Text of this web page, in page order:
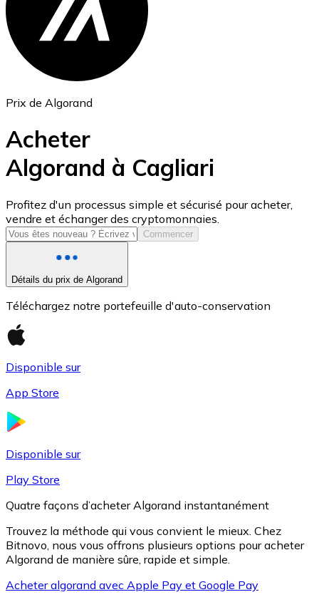
ETH
USD Coin
USDC
Prix de Algorand
Acheter
Algorand à Cagliari
Profitez d'un processus simple et sécurisé pour acheter,
vendre et échanger des cryptomonnaies.
Commencer
Détails du prix de Algorand
Téléchargez notre portefeuille d'auto-conservation
Disponible sur
App Store
Disponible sur
Play Store
Quatre façons d’acheter Algorand instantanément
Trouvez la méthode qui vous convient le mieux. Chez
Bitnovo, nous vous offrons plusieurs options pour acheter
Algorand de manière sûre, rapide et simple.
Acheter algorand avec Apple Pay et Google Pay